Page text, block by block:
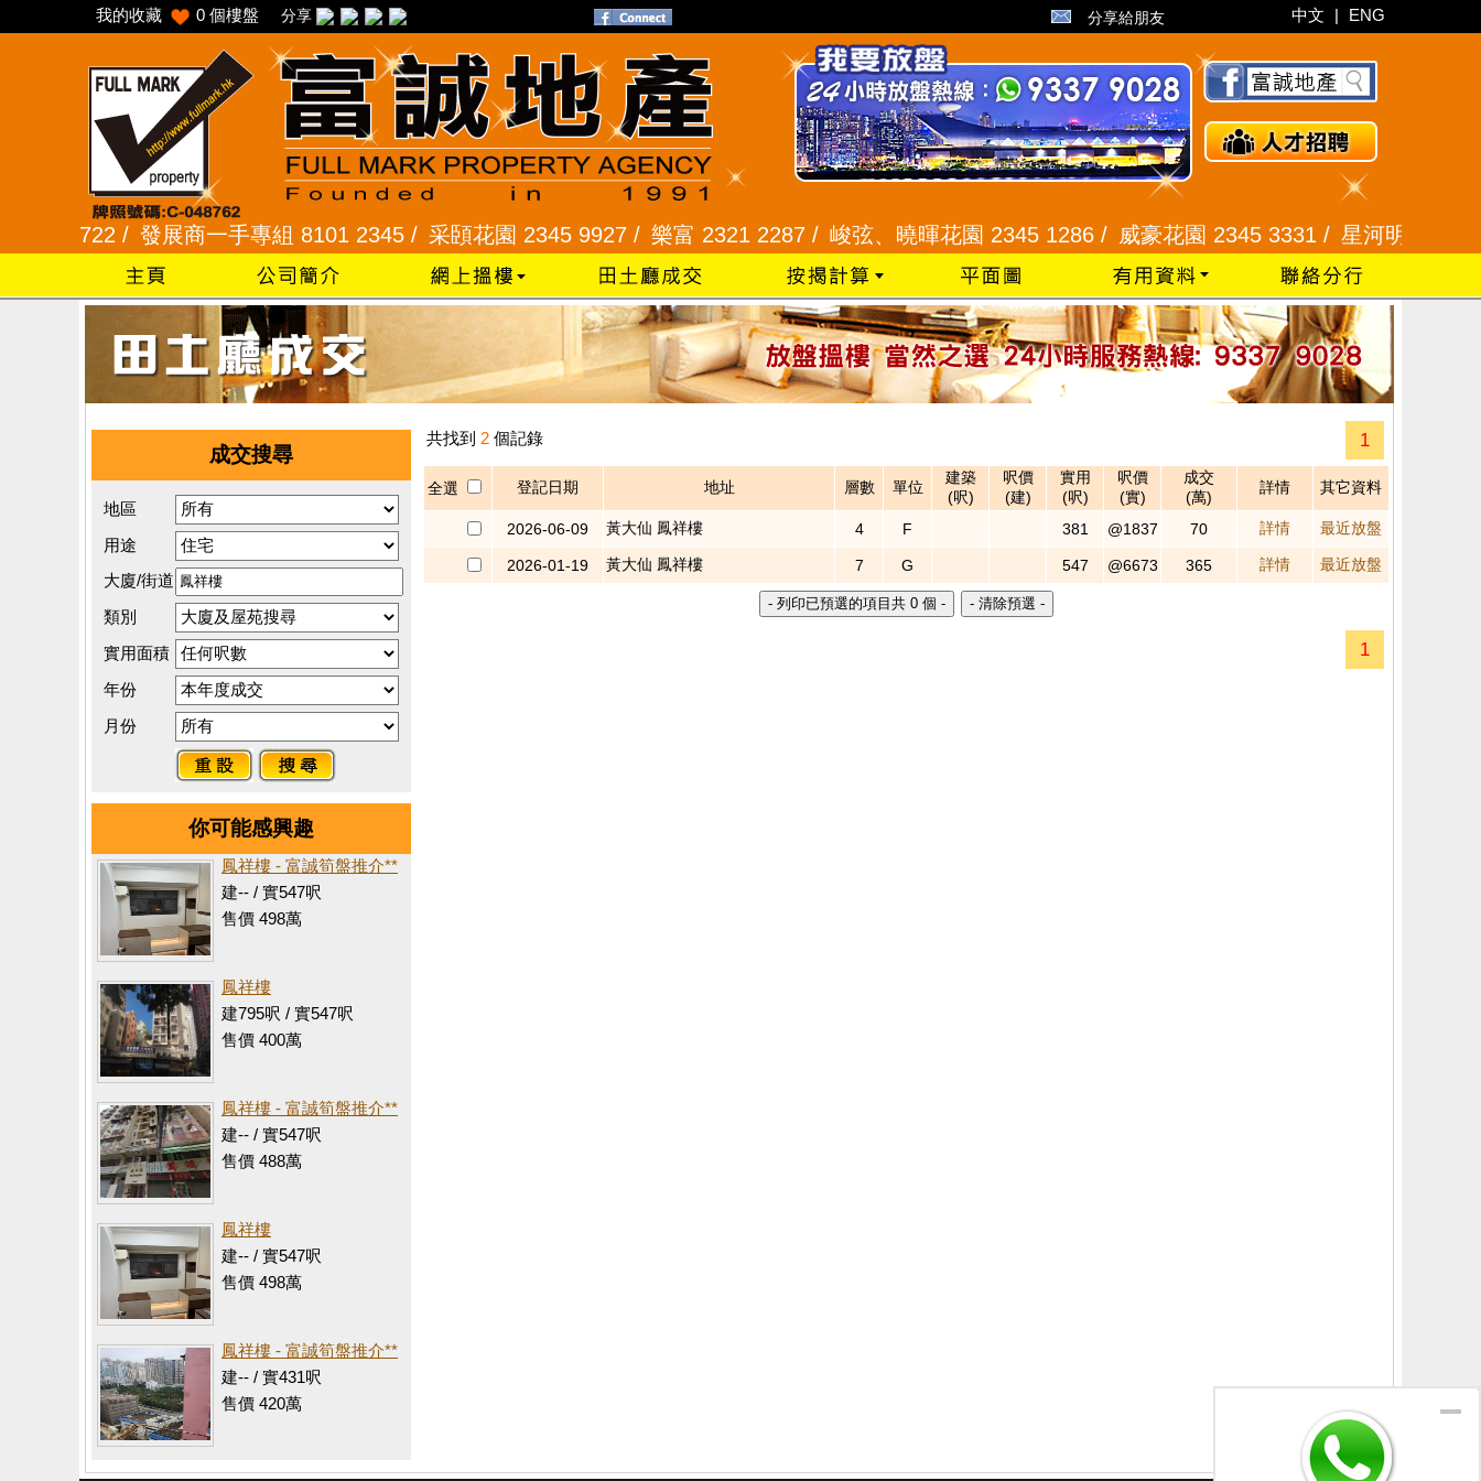
我的收藏 0 個樓盤 分享 分享給朋友 中文 | ENG
7722 / 發展商一手專組 8101 2345 /采頣花園 2345 9927 / 樂富 2321 2287 /峻弦、曉暉花園 2345 1286 /威豪花園 2345 3331 /星河明居、悅庭
成交搜尋
地區
用途
大廈/街道
類別
實用面積
年份
月份
你可能感興趣
鳳祥樓 - 富誠筍盤推介**
建-- / 實547呎
售價 498萬
鳳祥樓
建795呎 / 實547呎
售價 400萬
鳳祥樓 - 富誠筍盤推介**
建-- / 實547呎
售價 488萬
鳳祥樓
建-- / 實547呎
售價 498萬
鳳祥樓 - 富誠筍盤推介**
建-- / 實431呎
售價 420萬
共找到 2 個記錄 1
全選 登記日期 地址 層數 單位
建築
(呎)
呎價
(建)
實用
(呎)
呎價
(實)
成交
(萬)
詳情 其它資料
2026-06-09 黃大仙 鳳祥樓 4 F 381 @1837 70 詳情 最近放盤
2026-01-19 黃大仙 鳳祥樓 7 G 547 @6673 365 詳情 最近放盤
1